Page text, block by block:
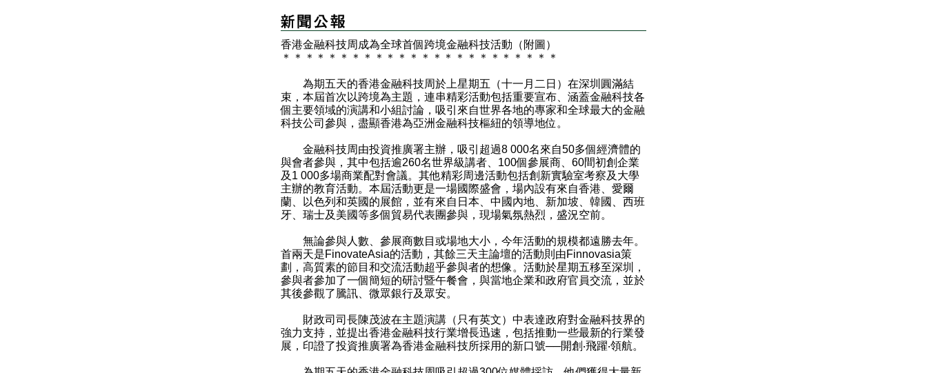
香港金融科技周成為全球首個跨境金融科技活動（附圖）
＊
＊ ＊ ＊ ＊ ＊ ＊ ＊ ＊ ＊ ＊ ＊ ＊ ＊ ＊ ＊ ＊ ＊ ＊ ＊ ＊ ＊ ＊ ＊
為期五天的香港金融科技周於上星期五（十一月二日）在深圳圓滿結
束，本屆首次以跨境為主題，連串精彩活動包括重要宣布、涵蓋金融科技各
個主要領域的演講和小組討論，吸引來自世界各地的專家和全球最大的金融
科技公司參與，盡顯香港為亞洲金融科技樞紐的領導地位。
金融科技周由投資推廣署主辦，吸引超過8 000名來自50多個經濟體的
與會者參與，其中包括逾260名世界級講者、100個參展商、60間初創企業
及1 000多場商業配對會議。其他精彩周邊活動包括創新實驗室考察及大學
主辦的教育活動。本屆活動更是一場國際盛會，場內設有來自香港、愛爾
蘭、以色列和英國的展館，並有來自日本、中國內地、新加坡、韓國、西班
牙、瑞士及美國等多個貿易代表團參與，現場氣氛熱烈，盛況空前。
無論參與人數、參展商數目或場地大小，今年活動的規模都遠勝去年。
首兩天是FinovateAsia的活動，其餘三天主論壇的活動則由Finnovasia策
劃，高質素的節目和交流活動超乎參與者的想像。活動於星期五移至深圳，
參與者參加了一個簡短的研討暨午餐會，與當地企業和政府官員交流，並於
其後參觀了騰訊、微眾銀行及眾安。
財政司司長陳茂波在主題演講 （只有英文）中表達政府對金融科技界的
強力支持，並提出香港金融科技行業增長迅速，包括推動一些最新的行業發
展，印證了投資推廣署為香港金融科技所採用的新口號──開創‧飛躍‧領航。